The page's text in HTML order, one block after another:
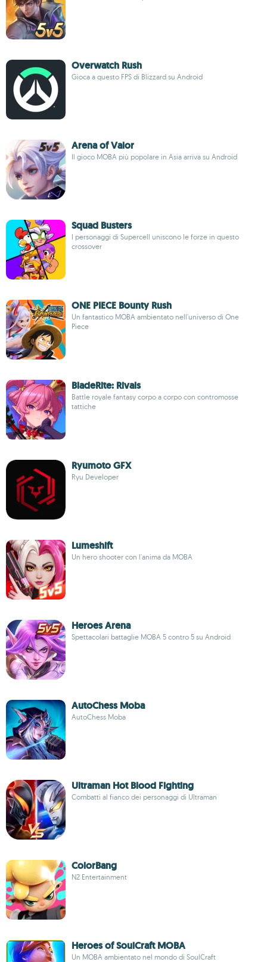
Overwatch Rush
Gioca a questo FPS di Blizzard su Android
Arena of Valor
Il gioco MOBA più popolare in Asia arriva su Android
Squad Busters
I personaggi di Supercell uniscono le forze in questo
crossover
ONE PIECE Bounty Rush
Un fantastico MOBA ambientato nell'universo di One
Piece
BladeRite: Rivals
Battle royale fantasy corpo a corpo con contromosse
tattiche
Ryumoto GFX
Ryu Developer
Lumeshift
Un hero shooter con l'anima da MOBA
Heroes Arena
Spettacolari battaglie MOBA 5 contro 5 su Android
AutoChess Moba
AutoChess Moba
Ultraman Hot Blood Fighting
Combatti al fianco dei personaggi di Ultraman
ColorBang
N2 Entertainment
Heroes of SoulCraft MOBA
Un MOBA ambientato nel mondo di SoulCraft